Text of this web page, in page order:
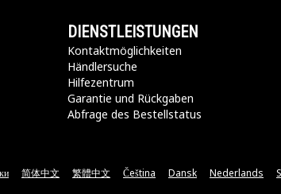
DIENSTLEISTUNGEN
Kontaktmöglichkeiten​
Händlersuche
Hilfezentrum
Garantie und Rückgaben
Abfrage des Bestellstatus
简体中文 繁體中文 Čeština Dansk Nederlands